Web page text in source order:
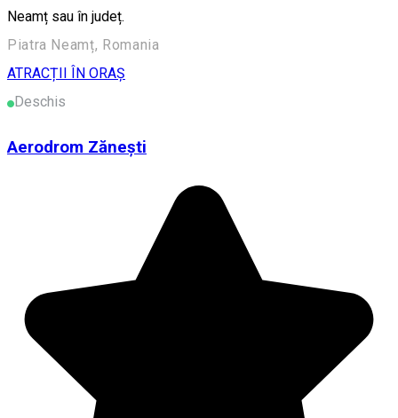
Neamț sau în județ.
Piatra Neamț, Romania
ATRACȚII ÎN ORAȘ
Deschis
Aerodrom Zănești